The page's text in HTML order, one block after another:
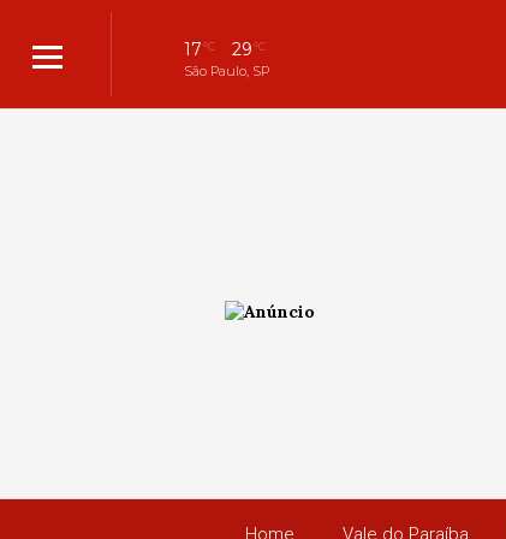
17°C 29°C
São Paulo, SP
Home Vale do Paraíba